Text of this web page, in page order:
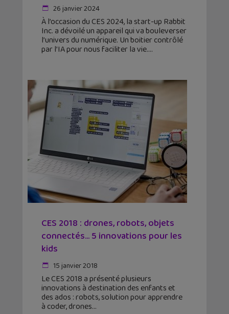
26 janvier 2024
À l’occasion du CES 2024, la start-up Rabbit
Inc. a dévoilé un appareil qui va bouleverser
l’univers du numérique. Un boitier contrôlé
par l’IA pour nous faciliter la vie.
CES 2018 : drones, robots, objets
connectés… 5 innovations pour les
kids
15 janvier 2018
Le CES 2018 a présenté plusieurs
innovations à destination des enfants et
des ados : robots, solution pour apprendre
à coder, drones